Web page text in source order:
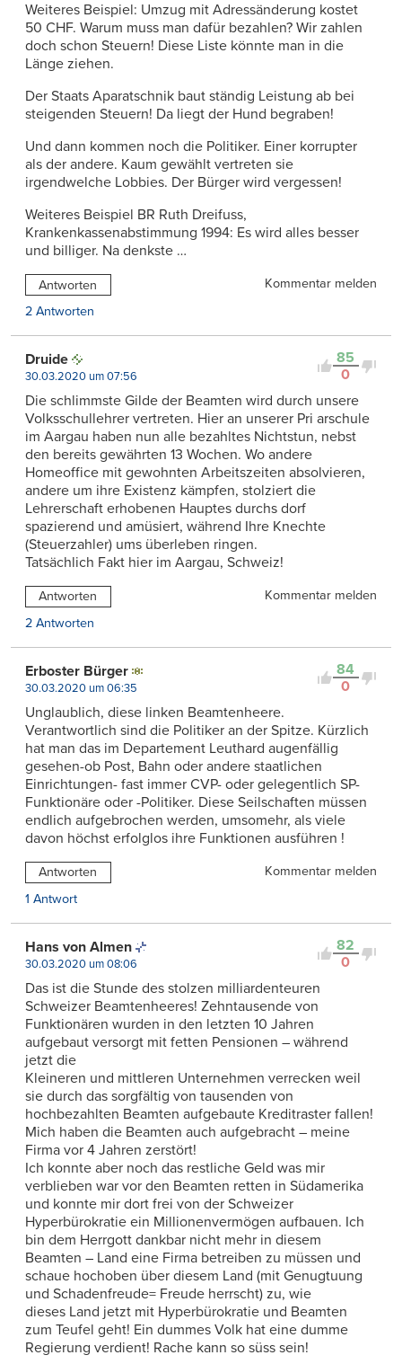
Weiteres Beispiel: Umzug mit Adressänderung kostet
50 CHF. Warum muss man dafür bezahlen? Wir zahlen
doch schon Steuern! Diese Liste könnte man in die
Länge ziehen.
Der Staats Aparatschnik baut ständig Leistung ab bei
steigenden Steuern! Da liegt der Hund begraben!
Und dann kommen noch die Politiker. Einer korrupter
als der andere. Kaum gewählt vertreten sie
irgendwelche Lobbies. Der Bürger wird vergessen!
Weiteres Beispiel BR Ruth Dreifuss,
Krankenkassenabstimmung 1994: Es wird alles besser
und billiger. Na denkste …
Antworten
Kommentar melden
2 Antworten
85
0
Druide
30.03.2020 um 07:56
Die schlimmste Gilde der Beamten wird durch unsere
Volksschullehrer vertreten. Hier an unserer Pri arschule
im Aargau haben nun alle bezahltes Nichtstun, nebst
den bereits gewährten 13 Wochen. Wo andere
Homeoffice mit gewohnten Arbeitszeiten absolvieren,
andere um ihre Existenz kämpfen, stolziert die
Lehrerschaft erhobenen Hauptes durchs dorf
spazierend und amüsiert, während Ihre Knechte
(Steuerzahler) ums überleben ringen.
Tatsächlich Fakt hier im Aargau, Schweiz!
Antworten
Kommentar melden
2 Antworten
84
0
Erboster Bürger
30.03.2020 um 06:35
Unglaublich, diese linken Beamtenheere.
Verantwortlich sind die Politiker an der Spitze. Kürzlich
hat man das im Departement Leuthard augenfällig
gesehen-ob Post, Bahn oder andere staatlichen
Einrichtungen- fast immer CVP- oder gelegentlich SP-
Funktionäre oder -Politiker. Diese Seilschaften müssen
endlich aufgebrochen werden, umsomehr, als viele
davon höchst erfolglos ihre Funktionen ausführen !
Antworten
Kommentar melden
1 Antwort
82
0
Hans von Almen
30.03.2020 um 08:06
Das ist die Stunde des stolzen milliardenteuren
Schweizer Beamtenheeres! Zehntausende von
Funktionären wurden in den letzten 10 Jahren
aufgebaut versorgt mit fetten Pensionen – während
jetzt die
Kleineren und mittleren Unternehmen verrecken weil
sie durch das sorgfältig von tausenden von
hochbezahlten Beamten aufgebaute Kreditraster fallen!
Mich haben die Beamten auch aufgebracht – meine
Firma vor 4 Jahren zerstört!
Ich konnte aber noch das restliche Geld was mir
verblieben war vor den Beamten retten in Südamerika
und konnte mir dort frei von der Schweizer
Hyperbürokratie ein Millionenvermögen aufbauen. Ich
bin dem Herrgott dankbar nicht mehr in diesem
Beamten – Land eine Firma betreiben zu müssen und
schaue hochoben über diesem Land (mit Genugtuung
und Schadenfreude= Freude herrscht) zu, wie
dieses Land jetzt mit Hyperbürokratie und Beamten
zum Teufel geht! Ein dummes Volk hat eine dumme
Regierung verdient! Rache kann so süss sein!